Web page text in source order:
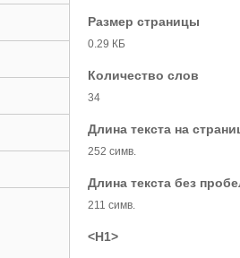
Размер страницы
0.29 КБ
Количество слов
34
Длина текста на
252 симв.
Длина текста без
211 симв.
<H1>